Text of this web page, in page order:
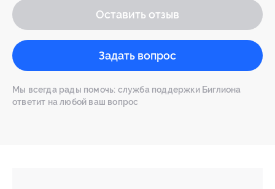
Оставить отзыв
Задать вопрос
Мы всегда рады помочь: служба поддержки Биглиона
ответит на любой ваш вопрос